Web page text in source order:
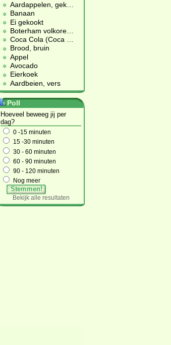
Aardappelen, gek
Banaan
Ei gekookt
Boterham volkore
Coca Cola (Coca
Brood, bruin
Appel
Avocado
Eierkoek
Aardbeien, vers
Poll
Hoeveel beweeg jij per
dag?
0 -15 minuten
15 -30 minuten
30 - 60 minuten
60 - 90 minuten
90 - 120 minuten
Nog meer
Stemmen!
Bekijk alle resultaten